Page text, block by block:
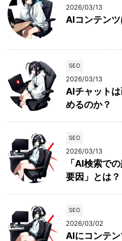
2026/03/13
AIコンテン
SEO
2026/03/13
AIチャット
めるのか？
SEO
2026/03/13
「AI検索で
要因」とは？
SEO
2026/03/02
AIにコンテ